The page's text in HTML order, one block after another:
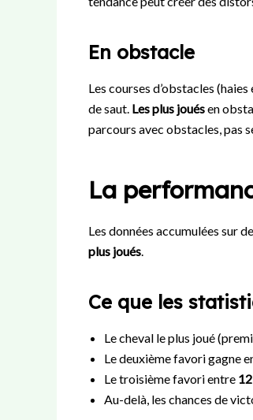
En obstacle
Les courses d’obstacles
de saut. Les plus jouésen
parcours avec obstacles, pas
La
Les données accumulées sur
plus joués.
Ce que les
Le cheval le plus joué
Le deuxième favori gagne
Le troisième favori entre
Au-delà, les chances de